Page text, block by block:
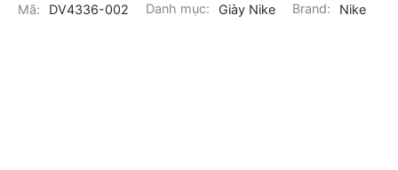
Mã: DV4336-002 Danh mục: Giày Nike Brand: Nike